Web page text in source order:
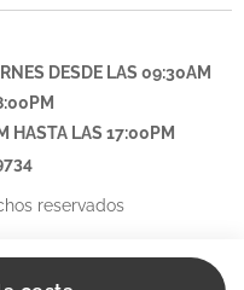
DESDE LAS 09:30AM
HASTA LAS 17:00PM
reservados